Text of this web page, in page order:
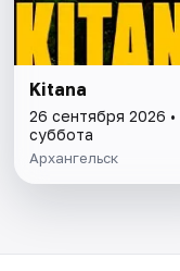
Kitana
26 сентября 2026 •
суббота
Архангельск